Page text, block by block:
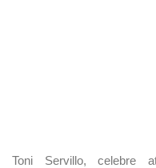
Toni Servillo, celebre